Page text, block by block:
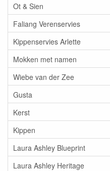
Ot & Sien
Faliang Verenservies
Kippenservies Arlette
Mokken met namen
Wiebe van der Zee
Gusta
Kerst
Kippen
Laura Ashley Blueprint
Laura Ashley Heritage